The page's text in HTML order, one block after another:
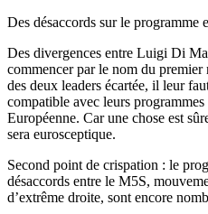
Des désaccords sur le programme
Des divergences entre Luigi Di
commencer par le nom du
des deux leaders écartée, il leur
compatible avec leurs
Européenne. Car une chose est
sera eurosceptique.
Second point de crispation : le
désaccords entre le M5S,
d’extrême droite, sont encore